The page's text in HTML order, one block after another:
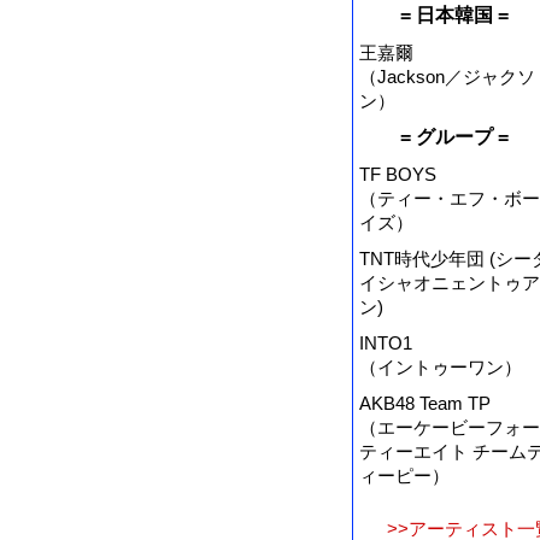
= 日本韓国 =
王嘉爾
（Jackson／ジャクソ
ン）
= グループ =
TF BOYS
（ティー・エフ・ボー
イズ）
TNT時代少年団 (シー
イシャオニェントゥア
ン)
INTO1
（イントゥーワン）
AKB48 Team TP
（エーケービーフォー
ティーエイト チーム
ィーピー）
>>アーティスト一